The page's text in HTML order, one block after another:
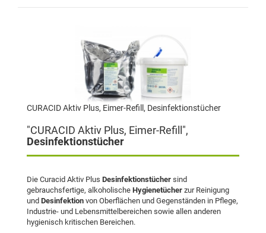
CURACID Aktiv Plus, Eimer-Refill, Desinfektionstücher
"CURACID Aktiv Plus, Eimer-Refill",
Desinfektionstücher
Die Curacid Aktiv Plus Desinfektionstücher sind
gebrauchsfertige, alkoholische Hygienetücher zur Reinigung
und Desinfektion von Oberflächen und Gegenständen in Pflege,
Industrie- und Lebensmittelbereichen sowie allen anderen
hygienisch kritischen Bereichen.